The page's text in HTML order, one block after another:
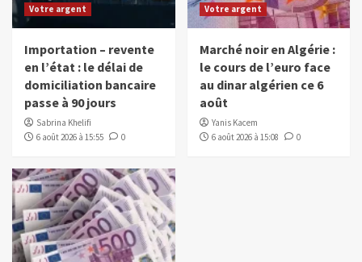
Votre argent
Importation – revente
en l’état : le délai de
domiciliation bancaire
passe à 90 jours
Sabrina Khelifi
6 août 2026 à 15:55
0
Votre argent
Marché noir en Algérie :
le cours de l’euro face
au dinar algérien ce 6
août
Yanis Kacem
6 août 2026 à 15:08
0